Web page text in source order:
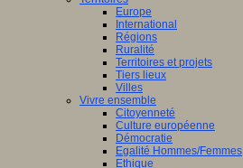
Europe
International
Régions
Ruralité
Territoires et projets
Tiers lieux
Villes
Vivre ensemble
Citoyenneté
Culture européenne
Démocratie
Egalité Hommes/Femmes
Ethique